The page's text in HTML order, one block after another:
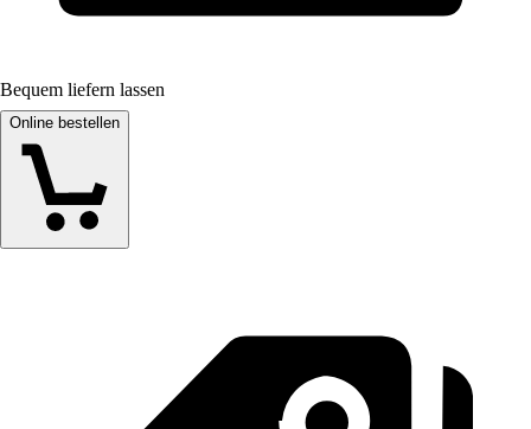
Bequem liefern lassen
Online bestellen